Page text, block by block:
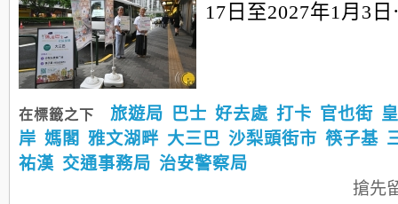
17日至2027年1月3
在標籤之下 旅遊局 巴士 好去處 打卡 官也街
岸 媽閣 雅文湖畔 大三巴 沙梨頭街市 筷子基
祐漢 交通事務局 治安警察局
搶先